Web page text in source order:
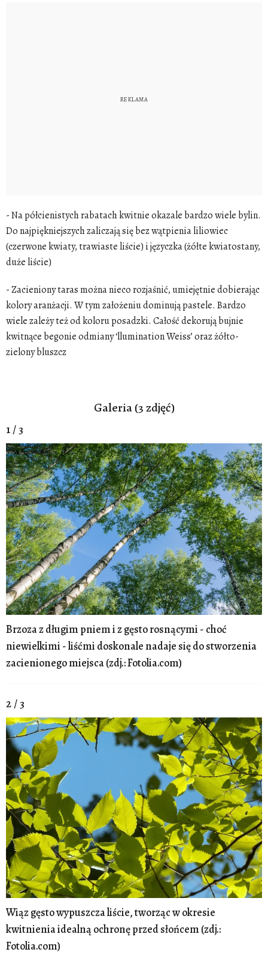
- Na półcienistych rabatach kwitnie okazale bardzo wiele bylin.
Do najpiękniejszych zaliczają się bez wątpienia liliowiec
(czerwone kwiaty, trawiaste liście) i języczka (żółte kwiatostany,
duże liście)
- Zacieniony taras można nieco rozjaśnić, umiejętnie dobierając
kolory aranżacji. W tym założeniu dominują pastele. Bardzo
wiele zależy też od koloru posadzki. Całość dekorują bujnie
kwitnące begonie odmiany ‘llumination Weiss’ oraz żółto-
zielony bluszcz
Galeria (3 zdjęć)
1 / 3
Brzoza z długim pniem i z gęsto rosnącymi - choć
niewielkimi - liśćmi doskonale nadaje się do stworzenia
zacienionego miejsca (zdj.: Fotolia.com)
2 / 3
Wiąz gęsto wypuszcza liście, tworząc w okresie
kwitnienia idealną ochronę przed słońcem (zdj.:
Fotolia.com)